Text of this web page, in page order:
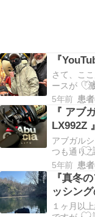
『
さて、こ
ースが 『
『ビタ止
ハック・
ぜここま
ってるか
ら
るかと思
新』 と呼
5年前 患
『 アブ
LX992Z
レッシ
アブガル
つも通り
やらスペ
せして購
すがフロ
それなり
とれたの
5年前 患
『真冬
ッシング
１ヶ月以